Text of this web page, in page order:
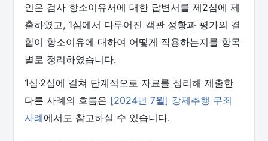
인은 검사 항소이유서에 대한 답변서를 제2심에 제
출하였고, 1심에서 다루어진 객관 정황과 평가의 결
합이 항소이유에 대하여 어떻게 작용하는지를 항목
별로 정리하였습니다.
1심·2심에 걸쳐 단계적으로 자료를 정리해 제출한
다른 사례의 흐름은 [2024년 7월] 강제추행 무죄
사례에서도 참고하실 수 있습니다.